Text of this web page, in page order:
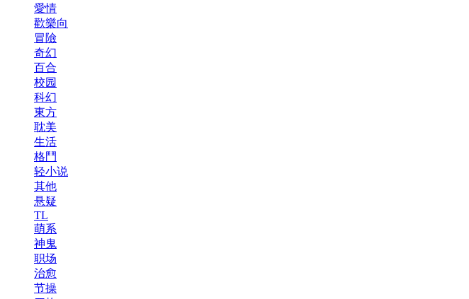
愛情
歡樂向
冒險
奇幻
百合
校园
科幻
東方
耽美
生活
格鬥
轻小说
其他
悬疑
TL
萌系
神鬼
职场
治愈
节操